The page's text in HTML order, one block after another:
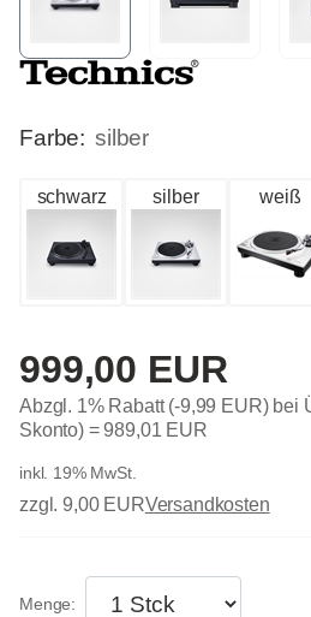
Farbe: silber
schwarz silber weiß
999,00 EUR
Abzgl. 1% Rabatt (-9,99 EUR) bei
Skonto) =989,01 EUR
inkl. 19% MwSt.
zzgl. 9,00 EURVersandkosten